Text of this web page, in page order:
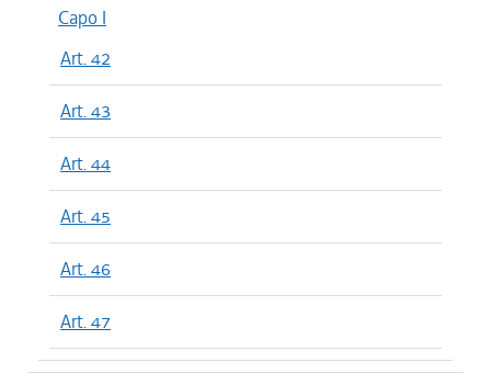
Capo I
Art. 42
Art. 43
Art. 44
Art. 45
Art. 46
Art. 47